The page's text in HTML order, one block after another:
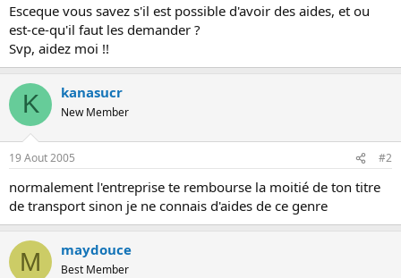
o
n
Esceque vous savez s'il est possible d'avoir des aides, et ou
est-ce-qu'il faut les demander ?
Svp, aidez moi !!
K kanasucr
New Member
19 Aout 2005 #2
normalement l'entreprise te rembourse la moitié de ton titre
de transport sinon je ne connais d'aides de ce genre
M maydouce
Best Member